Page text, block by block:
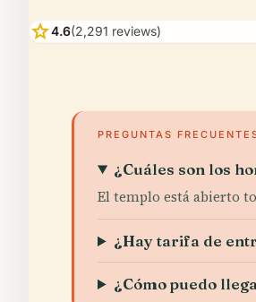
star4.6(2,291 reviews)
PREGUNTAS
¿Cuáles son los
El templo está abierto
¿Hay tarifa de
¿Cómo puedo